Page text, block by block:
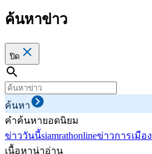
ค้นหาข่าว
ปิด
ค้นหา
คำค้นหายอดนิยม
ข่าววันนี้siamrathonlineข่าวการเมือง
เนื้อหาน่าอ่าน